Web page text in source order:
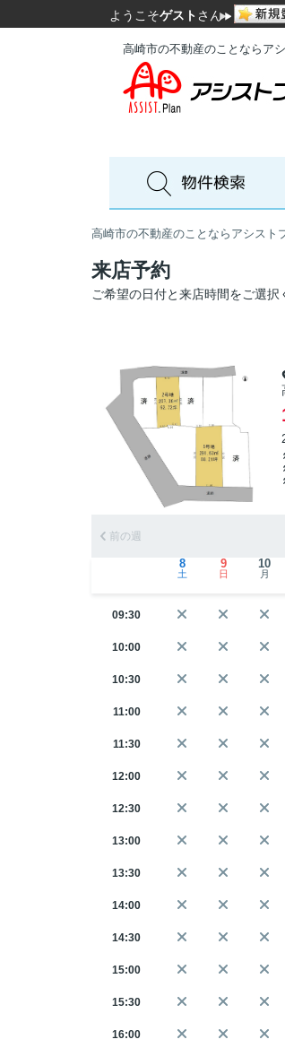
ようこそゲスト さん
高崎市の不動産のことならア
高崎市の不動産のことならアシスト
来店予約
ご希望の日付と来店時間をご選択
前の週
8
土
9
日
10
月
09:30
10:00
10:30
11:00
11:30
12:00
12:30
13:00
13:30
14:00
14:30
15:00
15:30
16:00